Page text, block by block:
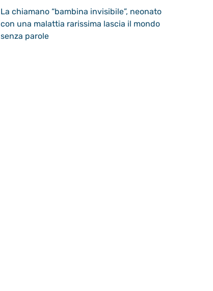
La chiamano “bambina invisibile”, neonato
con una malattia rarissima lascia il mondo
senza parole